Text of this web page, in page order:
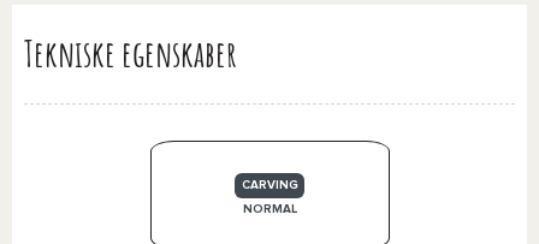
Tekniske egenskaber
CARVING
NORMAL